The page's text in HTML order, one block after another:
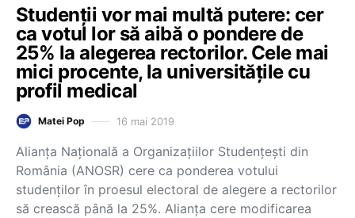
Studenții vor mai multă putere: cer
ca votul lor să aibă o pondere de
25% la alegerea rectorilor. Cele mai
mici procente, la universităţile cu
profil medical
Matei Pop 16 mai 2019
Alianța Națională a Organizațiilor Studențești din
România (ANOSR) cere ca ponderea votului
studenților în proesul electoral de alegere a rectorilor
să crească până la 25%. Alianța cere modificarea